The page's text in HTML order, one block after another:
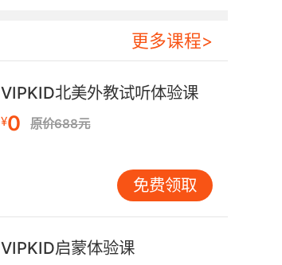
更多课程>
VIPKID北美外教试听体验课
¥0 原价688元
免费领取
VIPKID启蒙体验课